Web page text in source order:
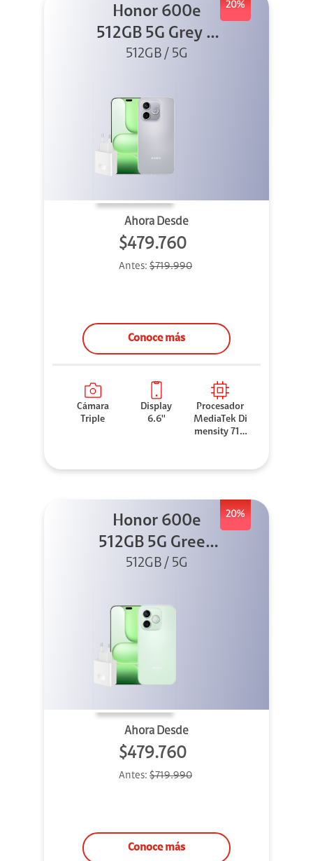
20%
Honor 600e
512GB 5G Grey +
45W
512GB / 5G
Ahora Desde
$479.760
Antes: $719.990
Conoce más
Cámara
Triple
Display
6.6''
Procesador
MediaTek Di
mensity 710
20%
Honor 600e
512GB 5G Green
+ 45W
512GB / 5G
Ahora Desde
$479.760
Antes: $719.990
Conoce más